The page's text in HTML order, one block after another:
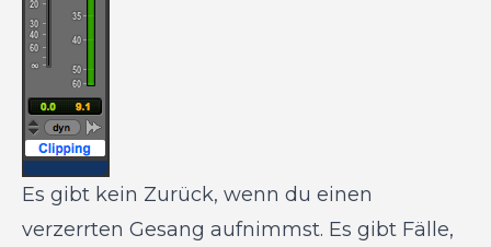
Es gibt kein Zurück, wenn du einen
verzerrten Gesang aufnimmst. Es gibt Fälle,